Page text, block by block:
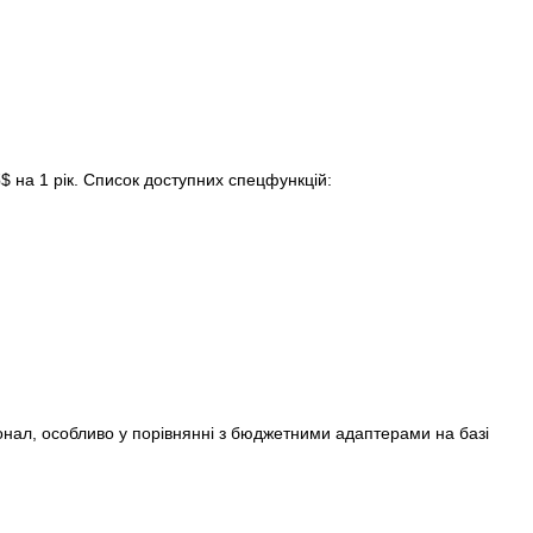
на 1 рік. Список доступних спецфункцій:
особливо у порівнянні з бюджетними адаптерами на базі